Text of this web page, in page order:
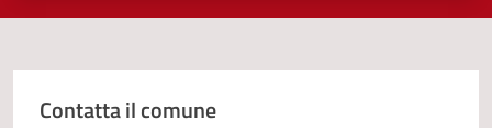
Contatta il comune